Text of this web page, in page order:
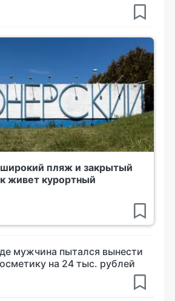
пляж и закрытый
живет курортный
мужчина пытался вынести
на 24 тыс. рублей